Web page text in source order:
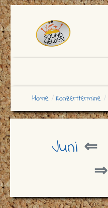
Home Konzerttermine
Juni ⇐
⇒